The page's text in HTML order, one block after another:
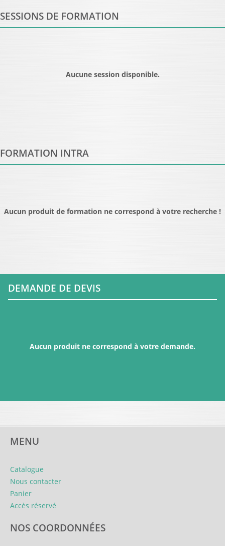
SESSIONS DE FORMATION
Aucune session disponible.
FORMATION INTRA
Aucun produit de formation ne correspond à votre recherche !
DEMANDE DE DEVIS
Aucun produit ne correspond à votre demande.
MENU
Catalogue
Nous contacter
Panier
Accès réservé
NOS COORDONNÉES